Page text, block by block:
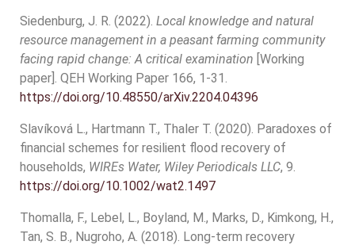
Siedenburg, J. R. (2022). Local knowledge and natural
resource management in a peasant farming community
facing rapid change: A critical examination [Working
paper]. QEH Working Paper 166, 1-31.
https://doi.org/10.48550/arXiv.2204.04396
Slavíková L., Hartmann T., Thaler T. (2020). Paradoxes of
financial schemes for resilient flood recovery of
households, WIREs Water, Wiley Periodicals LLC, 9.
https://doi.org/10.1002/wat2.1497
Thomalla, F., Lebel, L., Boyland, M., Marks, D., Kimkong, H.,
Tan, S. B., Nugroho, A. (2018). Long-term recovery